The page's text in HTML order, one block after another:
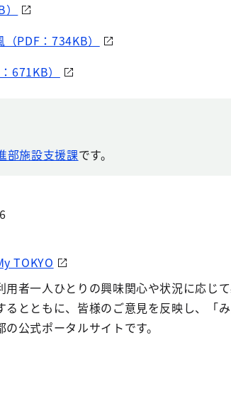
PDF：734KB）
671KB）
部施設支援課です。
TOKYO
用者一人ひとりの興味関心や状況に応じ
るとともに、皆様のご意見を反映し、「
の公式ポータルサイトです。